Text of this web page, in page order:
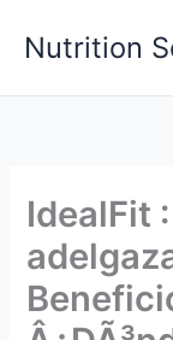
Nutrition
IdealFit